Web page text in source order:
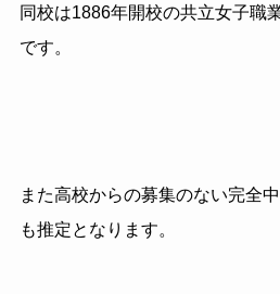
同校は1886年開校の共立女子職
です。
また高校からの募集のない完全
も推定となります。